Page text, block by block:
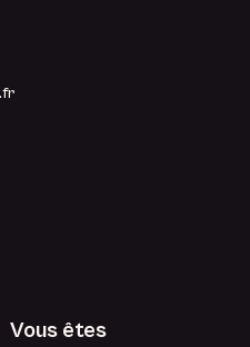
Vous êtes